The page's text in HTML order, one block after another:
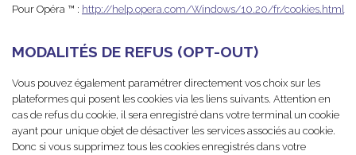
Pour Opéra ™ : http://help.opera.com/Windows/10.20/fr/cookies.html
MODALITÉS DE REFUS (OPT-OUT)
Vous pouvez également paramétrer directement vos choix sur les
plateformes qui posent les cookies via les liens suivants. Attention en
cas de refus du cookie, il sera enregistré dans votre terminal un cookie
ayant pour unique objet de désactiver les services associés au cookie.
Donc si vous supprimez tous les cookies enregistrés dans votre